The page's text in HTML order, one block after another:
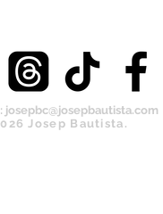
josepbc@josepbautista.com
Josep Bautista.